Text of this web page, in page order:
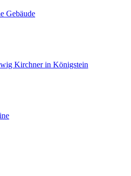
Gebäude
Kirchner in Königstein